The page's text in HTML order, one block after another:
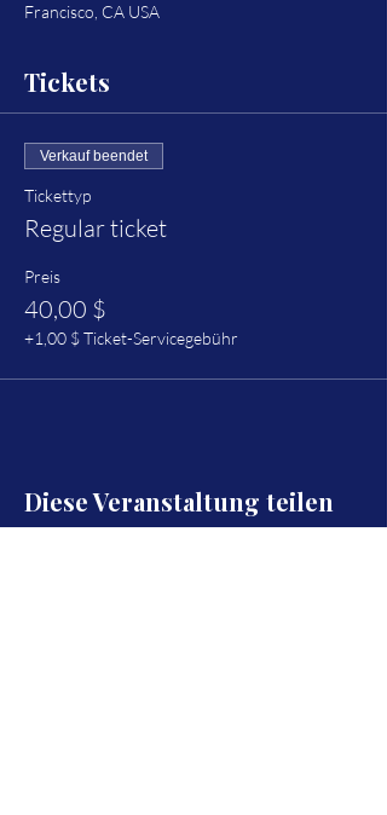
Francisco, CA USA
Tickets
Verkauf beendet
Tickettyp
Regular ticket
Preis
40,00 $
+1,00 $ Ticket-Servicegebühr
Diese Veranstaltung teilen